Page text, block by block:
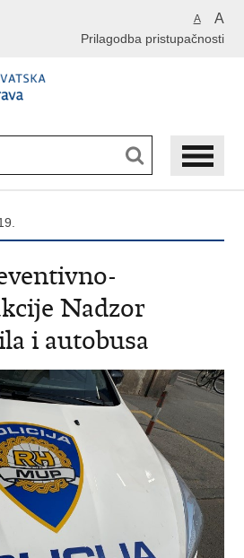
A A
Prilagodba pristupačnosti
Nadzor
i autobusa